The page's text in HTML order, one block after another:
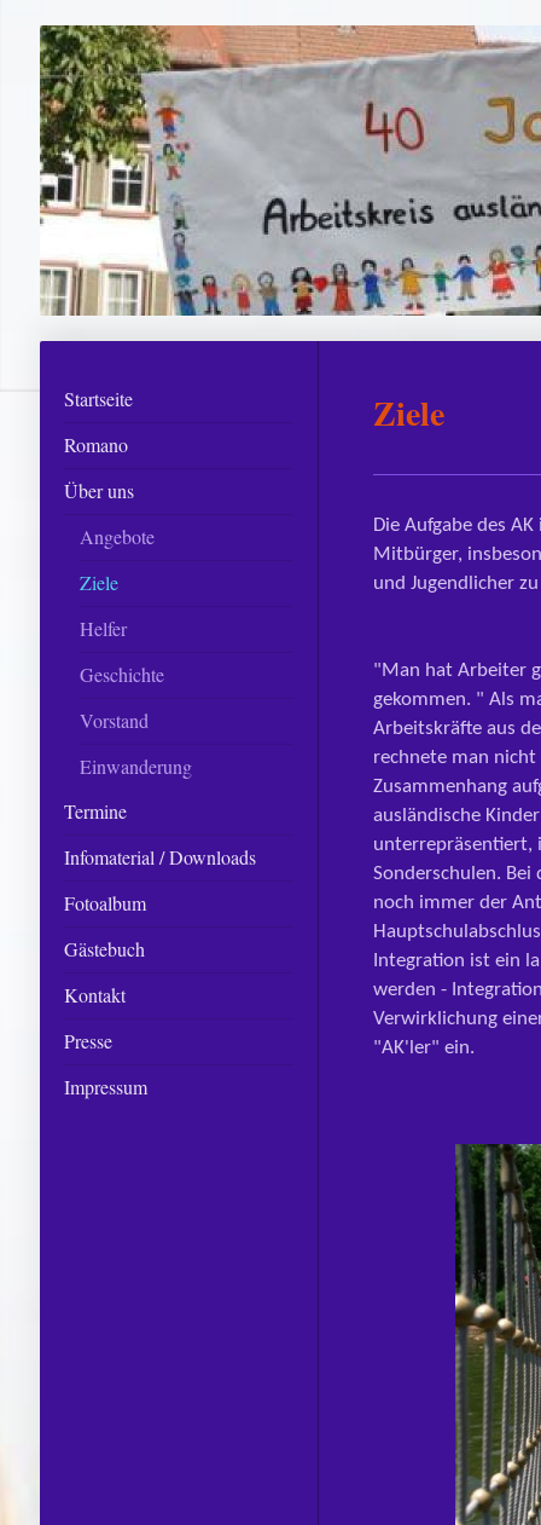
Startseite
Romano
Über uns
Angebote
Ziele
Helfer
Geschichte
Vorstand
Einwanderung
Termine
Infomaterial / Downloads
Fotoalbum
Gästebuch
Kontakt
Presse
Impressum
Ziele
Die Aufgabe des
Mitbürger,
und Jugendlicher
"Man hat Arbeiter
gekommen. " Als
Arbeitskräfte aus
rechnete man
Zusammenhang
ausländische
unterrepräsen­tiert,
Sonderschulen. Bei
noch immer der
Integration ist ein
werden -
Verwirklichung
"AK'ler" ein.